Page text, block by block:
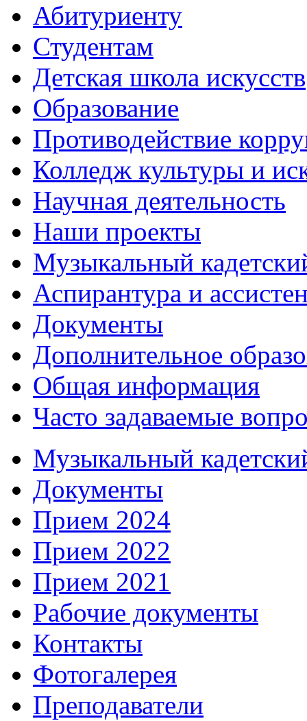
Абитуриенту
Студентам
Детская школа искусств
Образование
Противодействие
Колледж культуры и
Научная деятельность
Наши проекты
Музыкальный
Аспирантура и
Документы
Дополнительное
Общая информация
Часто задаваемые
Музыкальный
Документы
Прием 2024
Прием 2022
Прием 2021
Рабочие документы
Контакты
Фотогалерея
Преподаватели